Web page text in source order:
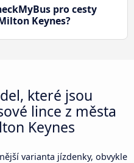
pro cesty
Keynes?
které jsou
lince z města
Keynes
varianta jízdenky, obvykle